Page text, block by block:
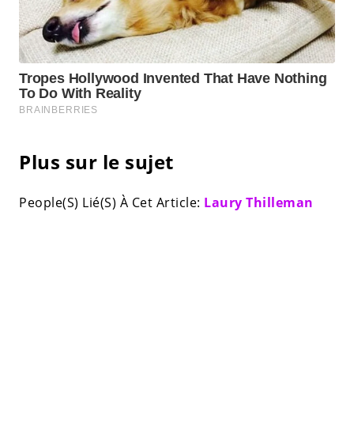
Plus sur le sujet
People(S) Lié(S) À Cet Article: Laury Thilleman